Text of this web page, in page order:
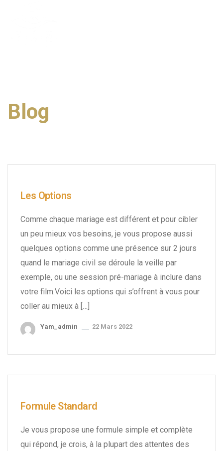
Blog
Les Options
Comme chaque mariage est différent et pour cibler
un peu mieux vos besoins, je vous propose aussi
quelques options comme une présence sur 2 jours
quand le mariage civil se déroule la veille par
exemple, ou une session pré-mariage à inclure dans
votre film.Voici les options qui s’offrent à vous pour
coller au mieux à […]
Yam_admin 22 Mars 2022
Formule Standard
Je vous propose une formule simple et complète
qui répond, je crois, à la plupart des attentes des